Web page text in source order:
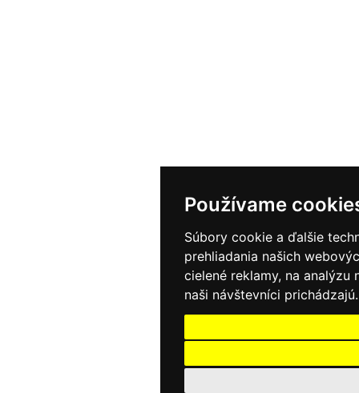
Používame
Súbory cookie a ďalšie
prehliadania našich
cielené reklamy, na
naši návštevníci prichádzajú.